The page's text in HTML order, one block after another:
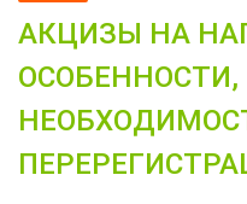
АКЦИЗЫ НА
ОСОБЕННОСТИ,